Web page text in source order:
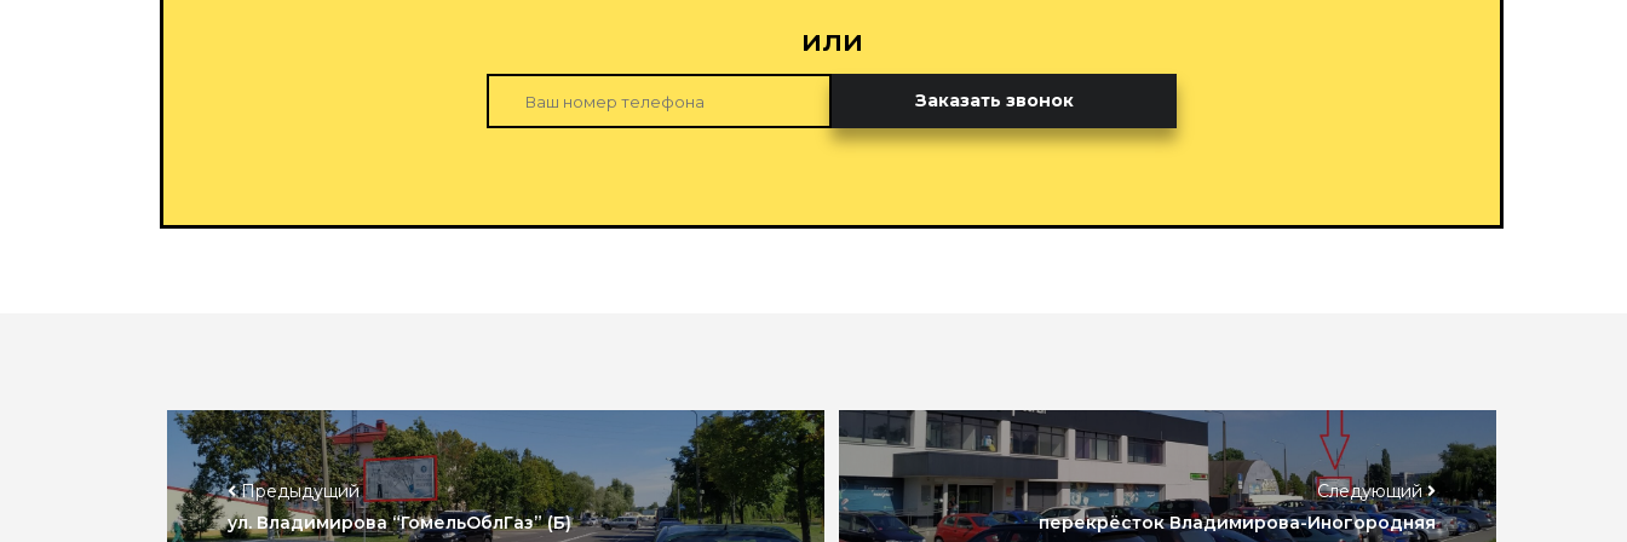
или
Заказать звонок
Предыдущий
ул. Владимирова “ГомельОблГаз” (Б)
Следующий
перекрёсток Владимирова-Иногородняя